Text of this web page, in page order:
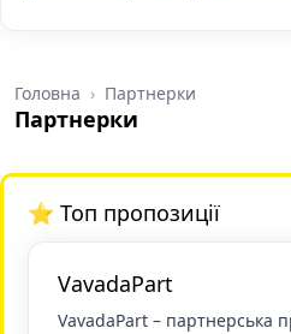
Головна Партнерки
Партнерки
⭐ Топ пропозиції
VavadaPart
VavadaPart – партнерська